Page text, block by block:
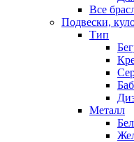
Все
Подвески,
Тип
Металл